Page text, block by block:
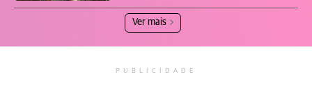
Ver mais
PUBLICIDADE